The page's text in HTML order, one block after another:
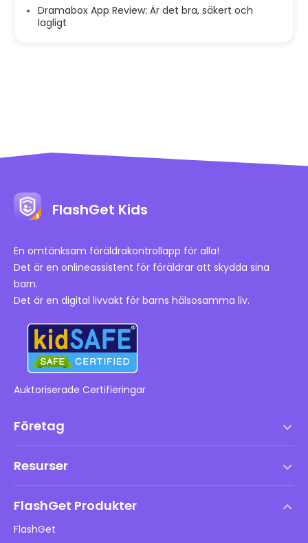
Dramabox App Review: Är det bra, säkert och
lagligt
FlashGet Kids
En omtänksam föräldrakontrollapp för alla!
Det är en onlineassistent för föräldrar att skydda sina
barn.
Det är en digital livvakt för barns hälsosamma liv.
Auktoriserade Certifieringar
Företag
DMCA-policy
Integritetspolicy
Resurser
FlashGet Produkter
FlashGet